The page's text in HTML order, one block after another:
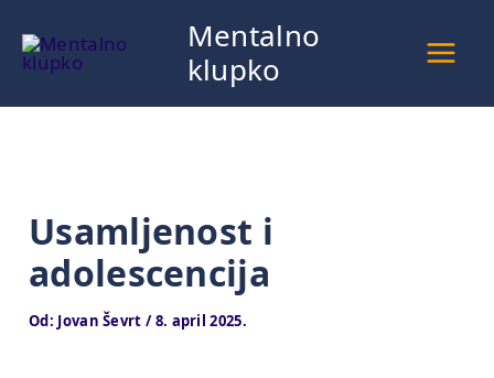
na
sadržaj
Mentalno
klupko
Usamljenost i
adolescencija
Od: Jovan Ševrt /8. april 2025.